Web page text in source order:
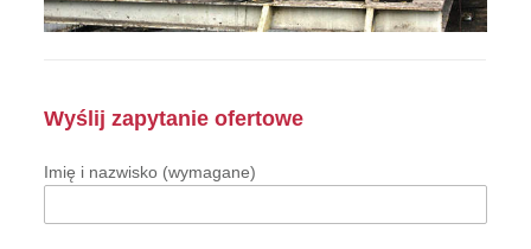
Wyślij zapytanie ofertowe
Imię i nazwisko (wymagane)